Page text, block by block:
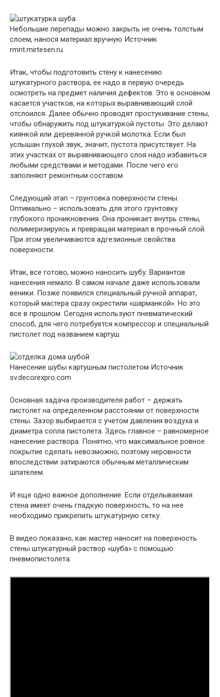
Небольшие перепады можно закрыть не очень толстым
слоем, нанося материал вручную Источник
rmnt.mirtesen.ru
Итак, чтобы подготовить стену к нанесению
штукатурного раствора, ее надо в первую очередь
осмотреть на предмет наличия дефектов. Это в основном
касается участков, на которых выравнивающий слой
отслоился. Далее обычно проводят простукивание стены,
чтобы обнаружить под штукатуркой пустоты. Это делают
киянкой или деревянной ручкой молотка. Если был
услышан глухой звук, значит, пустота присутствует. На
этих участках от выравнивающего слоя надо избавиться
любыми средствами и методами. После чего его
заполняют ремонтным составом.
Следующий этап – грунтовка поверхности стены.
Оптимально – использовать для этого грунтовку
глубокого проникновения. Она проникает внутрь стены,
полимеризируясь и превращая материал в прочный слой.
При этом увеличиваются адгезионные свойства
поверхности.
Итак, все готово, можно наносить шубу. Вариантов
нанесения немало. В самом начале даже использовали
веники. Позже появился специальный ручной аппарат,
который мастера сразу окрестили «шарманкой». Но это
все в прошлом. Сегодня используют пневматический
способ, для чего потребуется компрессор и специальный
пистолет под названием картуш.
Нанесение шубы картушным пистолетом Источник
sv.decorexpro.com
Основная задача производителя работ – держать
пистолет на определенном расстоянии от поверхности
стены. Зазор выбирается с учетом давления воздуха и
диаметра сопла пистолета. Здесь главное – равномерное
нанесение раствора. Понятно, что максимальное ровное
покрытие сделать невозможно, поэтому неровности
впоследствии затираются обычным металлическим
шпателем.
И еще одно важное дополнение. Если отделываемая
стена имеет очень гладкую поверхность, то на нее
необходимо прикрепить штукатурную сетку.
В видео показано, как мастер наносит на поверхность
стены штукатурный раствор «шуба» с помощью
пневмопистолета: